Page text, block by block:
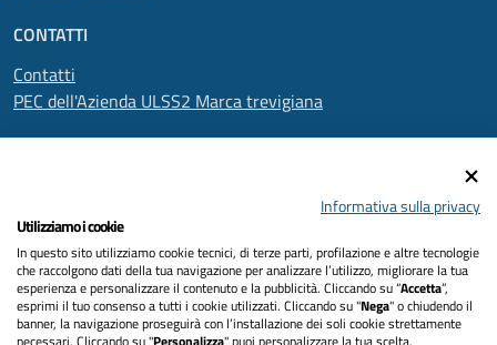
CONTATTI
Contatti
PEC dell'Azienda ULSS2 Marca trevigiana
Informativa privacy
Dichiarazione di accessibilità
Informativa sulla privacy
Utilizziamo i cookie
In questo sito utilizziamo cookie tecnici, di terze parti, profilazione e altre tecnologie
che raccolgono dati della tua navigazione per analizzare l’utilizzo, migliorare la tua
esperienza e personalizzare il contenuto e la pubblicità. Cliccando su “Accetta”,
esprimi il tuo consenso a tutti i cookie utilizzati. Cliccando su "Nega" o chiudendo il
banner, la navigazione proseguirà con l’installazione dei soli cookie strettamente